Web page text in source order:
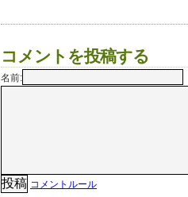
コメントを投稿する
名前:
コメントルール